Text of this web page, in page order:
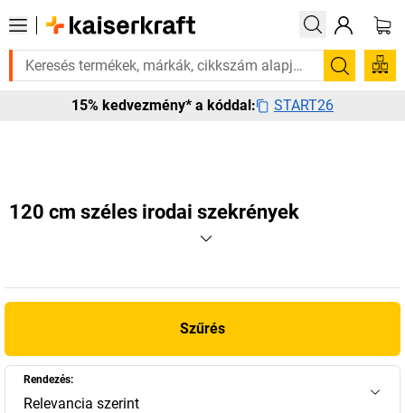
rá? Válogatott bestseller termékeinket 3–4 munkanapon belül
Keresés
15% kedvezmény* a kóddal: START26
120 cm széles irodai szekrények
Szűrés
Rendezés:
Relevancia szerint